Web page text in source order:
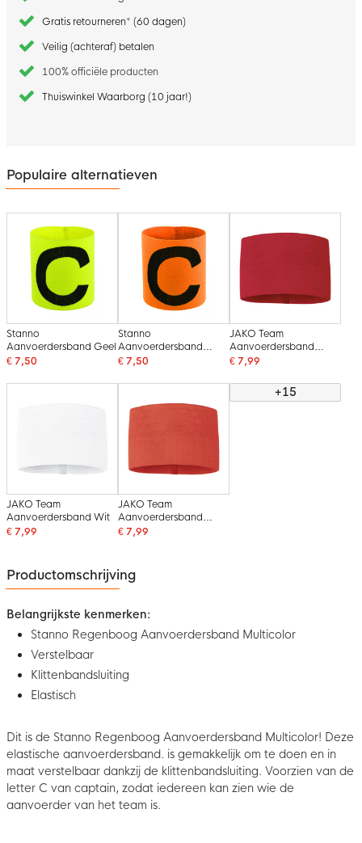
Gratis retourneren* (60 dagen)
Veilig (achteraf) betalen
100% officiële producten
Thuiswinkel Waarborg (10 jaar!)
Populaire alternatieven
Stanno
Aanvoerdersband Geel
€ 7,50
Stanno
Aanvoerdersband
Oranje
€ 7,50
JAKO Team
Aanvoerdersband
Rood
€ 7,99
JAKO Team
Aanvoerdersband Wit
€ 7,99
JAKO Team
Aanvoerdersband
Oranje
€ 7,99
+15
Productomschrijving
Belangrijkste kenmerken:
Stanno Regenboog Aanvoerdersband Multicolor
Verstelbaar
Klittenbandsluiting
Elastisch
Dit is de Stanno Regenboog Aanvoerdersband Multicolor! Deze
elastische aanvoerdersband. is gemakkelijk om te doen en in
maat verstelbaar dankzij de klittenbandsluiting. Voorzien van de
letter C van captain, zodat iedereen kan zien wie de
aanvoerder van het team is.